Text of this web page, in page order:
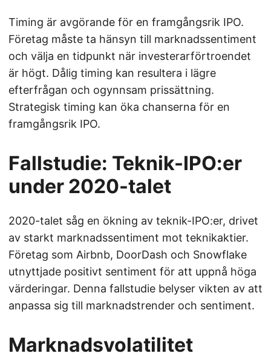
Timing är avgörande för en framgångsrik IPO.
Företag måste ta hänsyn till marknadssentiment
och välja en tidpunkt när investerarförtroendet
är högt. Dålig timing kan resultera i lägre
efterfrågan och ogynnsam prissättning.
Strategisk timing kan öka chanserna för en
framgångsrik IPO.
Fallstudie: Teknik-IPO:er
under 2020-talet
2020-talet såg en ökning av teknik-IPO:er, drivet
av starkt marknadssentiment mot teknikaktier.
Företag som Airbnb, DoorDash och Snowflake
utnyttjade positivt sentiment för att uppnå höga
värderingar. Denna fallstudie belyser vikten av att
anpassa sig till marknadstrender och sentiment.
Marknadsvolatilitet